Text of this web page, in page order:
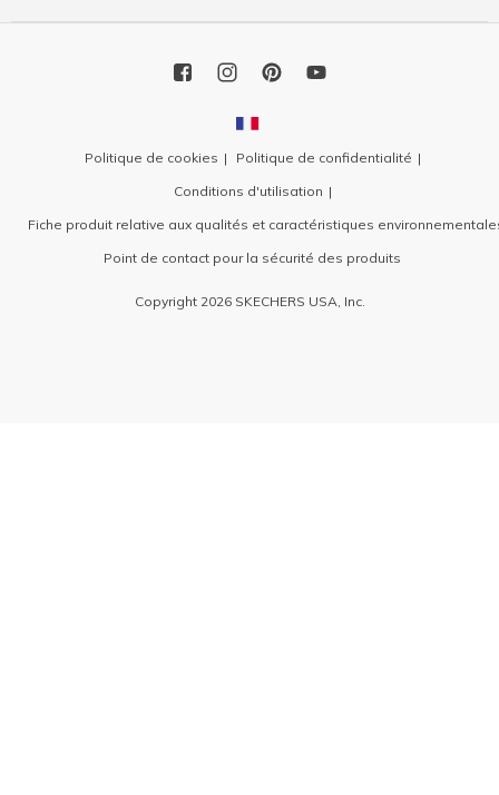
Politique de cookies
Politique de confidentialité
Conditions d'utilisation
Fiche produit relative aux qualités et caractéristiques
Point de contact pour la sécurité des produits
Copyright 2026 SKECHERS USA, Inc.